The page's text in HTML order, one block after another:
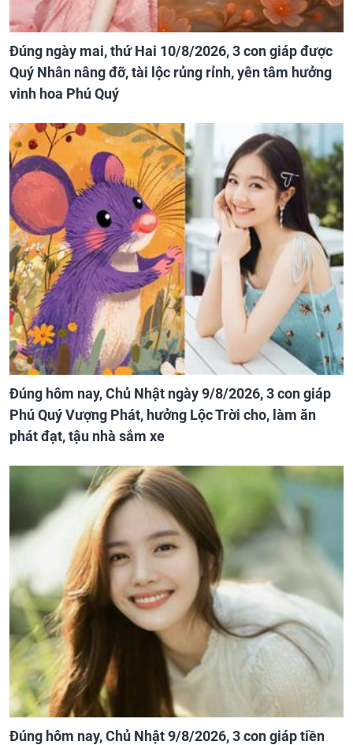
Đúng ngày mai, thứ Hai 10/8/2026, 3 con giáp được
Quý Nhân nâng đỡ, tài lộc rủng rỉnh, yên tâm hưởng
vinh hoa Phú Quý
Đúng hôm nay, Chủ Nhật ngày 9/8/2026, 3 con giáp
Phú Quý Vượng Phát, hưởng Lộc Trời cho, làm ăn
phát đạt, tậu nhà sắm xe
Đúng hôm nay, Chủ Nhật 9/8/2026, 3 con giáp tiền